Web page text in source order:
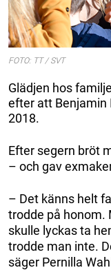
FOTO: TT / SVT
Glädjen hos
efter att Benjamin
2018.
Efter segern bröt
– och gav
– Det känns helt
trodde på honom.
skulle lyckas ta
trodde man inte.
säger Pernilla